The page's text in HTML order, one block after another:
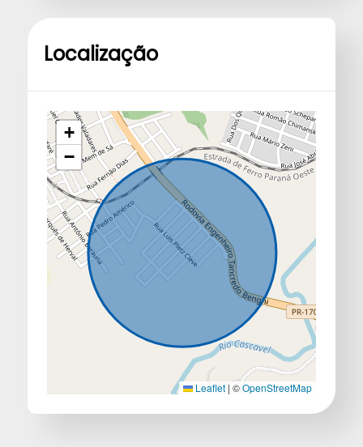
Localização
+
−
Leaflet | ©OpenStreetMap